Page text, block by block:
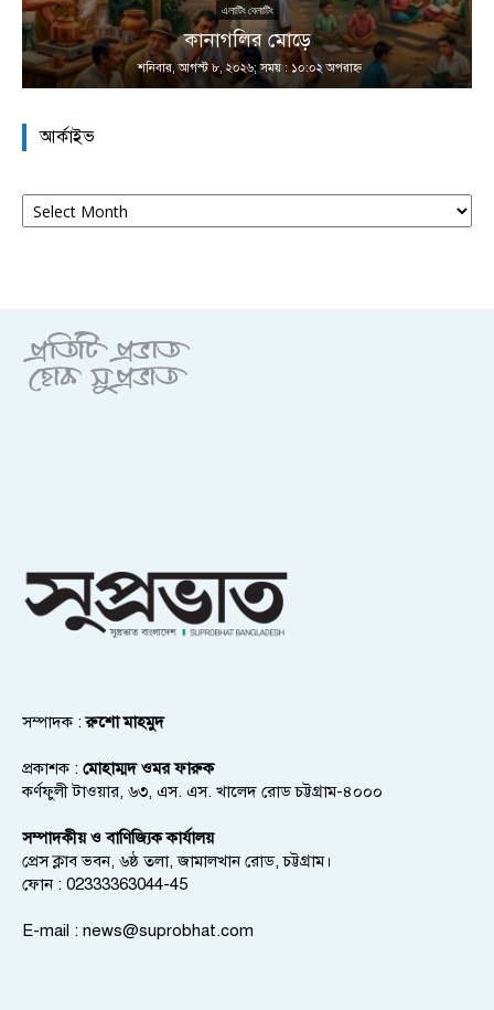
এলাটিং বেলাটিং
কানাগলির মোড়ে
শনিবার, আগস্ট ৮, ২০২৬; সময় : ১০:০২ অপরাহ্ণ
আর্কাইভ
আর্কাইভ
সম্পাদক :রুশো মাহমুদ
প্রকাশক : মোহাম্মদ ওমর ফারুক
কর্ণফুলী টাওয়ার, ৬৩, এস. এস. খালেদ রোড চট্টগ্রাম-৪০০০
সম্পাদকীয় ও বাণিজ্যিক কার্যালয়
প্রেস ক্লাব ভবন, ৬ষ্ঠ তলা, জামালখান রোড, চট্টগ্রাম।
ফোন : 02333363044-45
E-mail : news@suprobhat.com